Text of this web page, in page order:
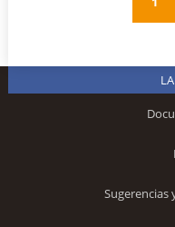
Sugerencias